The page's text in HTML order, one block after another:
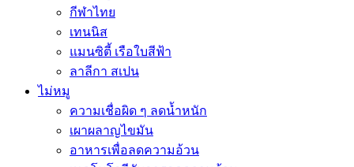
กีฬาไทย
เทนนิส
แมนซิตี้ เรือใบสีฟ้า
ลาลีกา สเปน
ไม่หมู
ความเชื่อผิด ๆ ลดน้ำหนัก
เผาผลาญไขมัน
อาหารเพื่อลดความอ้วน